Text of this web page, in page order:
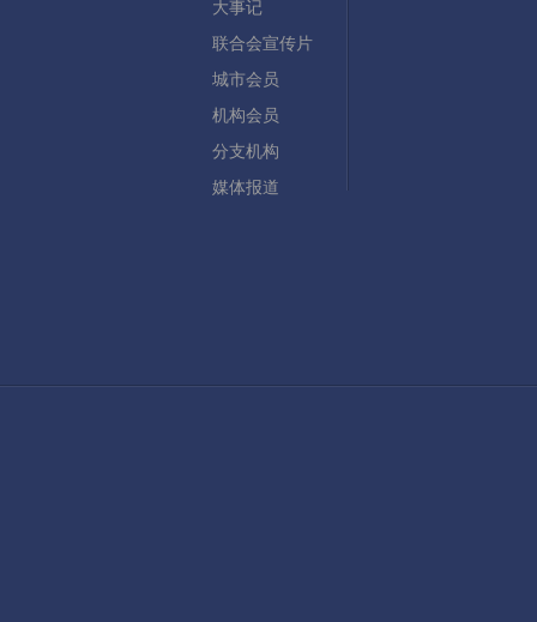
大事记
联合会宣传片
城市会员
机构会员
分支机构
媒体报道